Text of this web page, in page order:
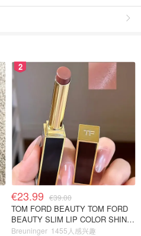
2
€23.99 €39.00
TOM FORD BEAUTY TOM FORD
BEAUTY SLIM LIP COLOR SHINE
口红 open back色
Breuninger 1455人感兴趣